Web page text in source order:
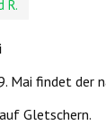
R.
Mai findet
Gletschern.